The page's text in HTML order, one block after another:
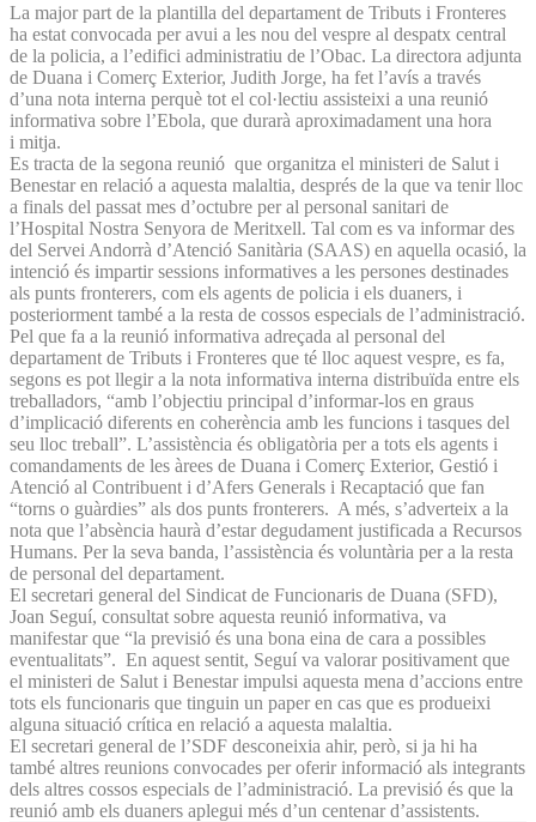
La major part de la plantilla del departament de Tributs i Fronteres
ha estat convocada per avui a les nou del vespre al despatx central
de la policia, a l’edifici administratiu de l’Obac. La directora adjunta
de Duana i Comerç Exterior, Judith Jorge, ha fet l’avís a través
d’una nota interna perquè tot el col·lectiu assisteixi a una reunió
informativa sobre l’Ebola, que durarà aproximadament una hora
i mitja.
Es tracta de la segona reunió que organitza el ministeri de Salut i
Benestar en relació a aquesta malaltia, després de la que va tenir lloc
a finals del passat mes d’octubre per al personal sanitari de
l’Hospital Nostra Senyora de Meritxell. Tal com es va informar des
del Servei Andorrà d’Atenció Sanitària (SAAS) en aquella ocasió, la
intenció és impartir sessions informatives a les persones destinades
als punts fronterers, com els agents de policia i els duaners, i
posteriorment també a la resta de cossos especials de l’administració.
Pel que fa a la reunió informativa adreçada al personal del
departament de Tributs i Fronteres que té lloc aquest vespre, es fa,
segons es pot llegir a la nota informativa interna distribuïda entre els
treballadors, “amb l’objectiu principal d’informar-los en graus
d’implicació diferents en coherència amb les funcions i tasques del
seu lloc treball”. L’assistència és obligatòria per a tots els agents i
comandaments de les àrees de Duana i Comerç Exterior, Gestió i
Atenció al Contribuent i d’Afers Generals i Recaptació que fan
“torns o guàrdies” als dos punts fronterers. A més, s’adverteix a la
nota que l’absència haurà d’estar degudament justificada a Recursos
Humans. Per la seva banda, l’assistència és voluntària per a la resta
de personal del departament.
El secretari general del Sindicat de Funcionaris de Duana (SFD),
Joan Seguí, consultat sobre aquesta reunió informativa, va
manifestar que “la previsió és una bona eina de cara a possibles
eventualitats”. En aquest sentit, Seguí va valorar positivament que
el ministeri de Salut i Benestar impulsi aquesta mena d’accions entre
tots els funcionaris que tinguin un paper en cas que es produeixi
alguna situació crítica en relació a aquesta malaltia.
El secretari general de l’SDF desconeixia ahir, però, si ja hi ha
també altres reunions convocades per oferir informació als integrants
dels altres cossos especials de l’administració. La previsió és que la
reunió amb els duaners aplegui més d’un centenar d’assistents.